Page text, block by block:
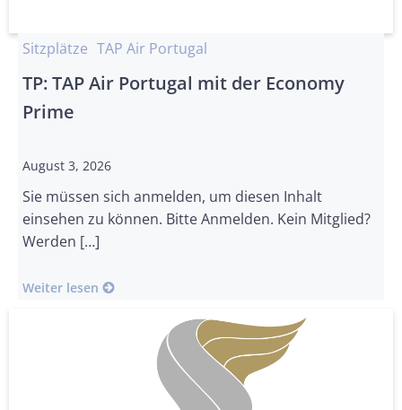
Sitzplätze TAP Air Portugal
TP: TAP Air Portugal mit der Economy
Prime
August 3, 2026
Sie müssen sich anmelden, um diesen Inhalt
einsehen zu können. Bitte Anmelden. Kein Mitglied?
Werden […]
Weiter lesen